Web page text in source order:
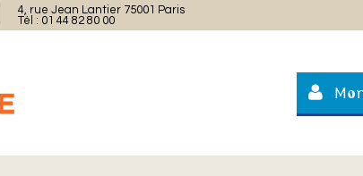
4, rue Jean Lantier 75001 Paris
Tél : 01 44 82 80 00